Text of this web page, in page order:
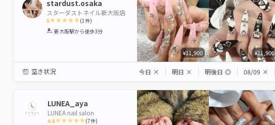
stardust.osaka
スターダストネイル新大阪店
5
1 2 3 4 5
(1 件)
新大阪駅から徒歩3分
¥11,900 ¥11,900
空き状況 今日 × 明日 × 明後日 ◎ 08/09 ×
LUNEA_aya
LUNEA nail salon
4.8 (7件)